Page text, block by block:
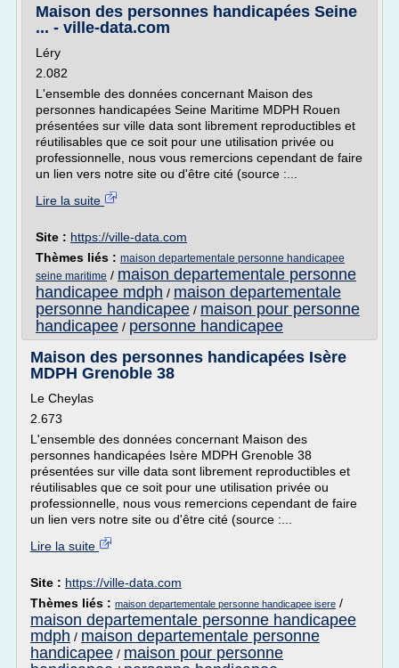
Maison des personnes handicapées Seine
... - ville-data.com
Léry
2.082
L'ensemble des données concernant Maison des
personnes handicapées Seine Maritime MDPH Rouen
présentées sur ville data sont librement reproductibles et
réutilisables que ce soit pour une utilisation privée ou
professionnelle, nous vous remercions cependant de faire
un lien vers notre site ou d'être cité (source :...
Lire la suite
Site : https://ville-data.com
Thèmes liés : maison departementale personne handicapee
seine maritime / maison departementale personne
handicapee mdph / maison departementale
personne handicapee / maison pour personne
handicapee / personne handicapee
Maison des personnes handicapées Isère
MDPH Grenoble 38
Le Cheylas
2.673
L'ensemble des données concernant Maison des
personnes handicapées Isère MDPH Grenoble 38
présentées sur ville data sont librement reproductibles et
réutilisables que ce soit pour une utilisation privée ou
professionnelle, nous vous remercions cependant de faire
un lien vers notre site ou d'être cité (source :...
Lire la suite
Site : https://ville-data.com
Thèmes liés : maison departementale personne handicapee isere /
maison departementale personne handicapee
mdph / maison departementale personne
handicapee / maison pour personne